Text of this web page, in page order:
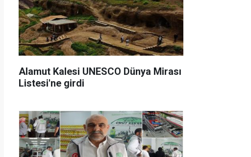
Alamut Kalesi UNESCO Dünya Mirası
Listesi'ne girdi